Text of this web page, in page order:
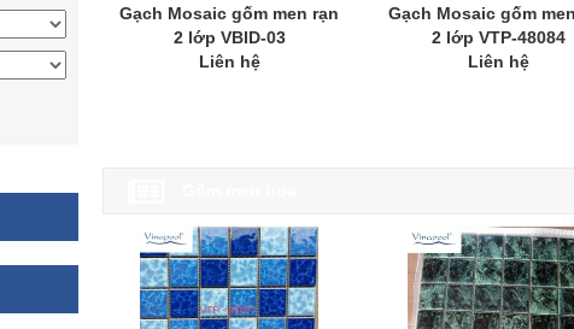
Gạch Mosaic gốm men rạn
2 lớp VBID-03
Liên hệ
Gạch Mosaic gốm
2 lớp VTP-48084
Liên hệ